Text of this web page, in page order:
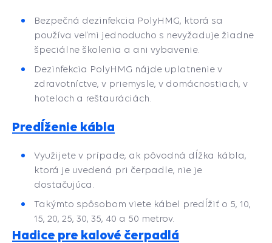
Bezpečná dezinfekcia PolyHMG, ktorá sa
používa veľmi jednoducho s nevyžaduje žiadne
špeciálne školenia a ani vybavenie.
Dezinfekcia PolyHMG nájde uplatnenie v
zdravotníctve, v priemysle, v domácnostiach, v
hoteloch a reštauráciách.
Predĺženie kábla
Využijete v prípade, ak pôvodná dĺžka kábla,
ktorá je uvedená pri čerpadle, nie je
dostačujúca.
Takýmto spôsobom viete kábel predĺžiť o 5, 10,
15, 20, 25, 30, 35, 40 a 50 metrov.
Hadice pre kalové čerpadlá